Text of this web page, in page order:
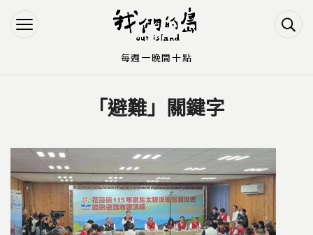
Jump to Navigation
Jump to Main content
「避難」關鍵字
每週一晚間十點